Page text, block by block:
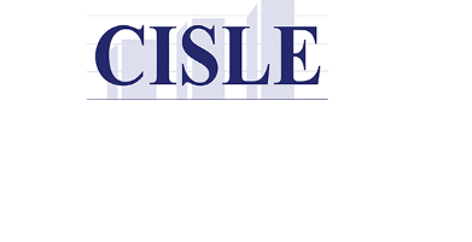
contenido